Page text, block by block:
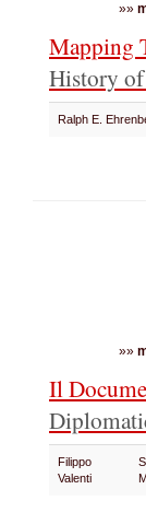
»»
Mapping
History
Ralph E.
»»
Il
Filippo
Valenti